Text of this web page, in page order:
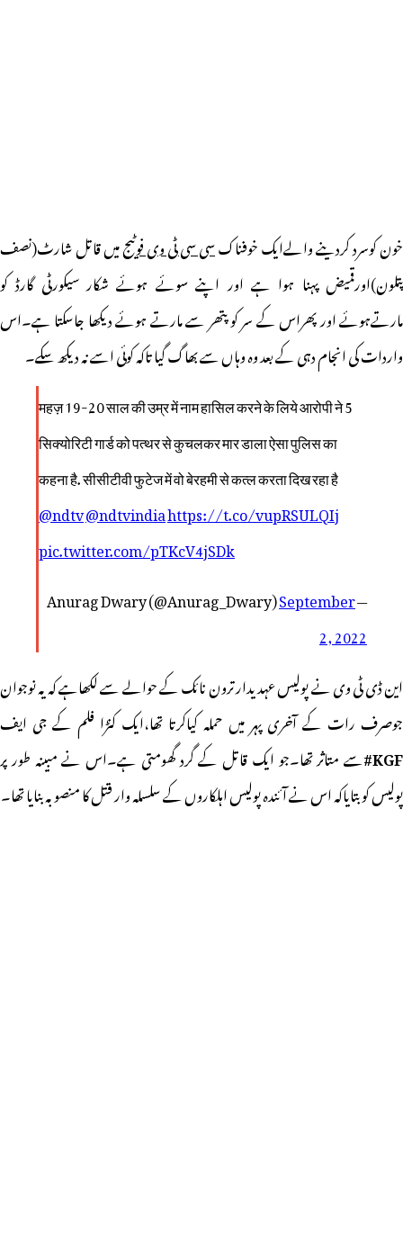
خون کوسرد کردینے والےایک خوفناکسی سی ٹی وی فوٹیجمیں قاتل شارٹ(نصف
پتلون)اورقمیض پہنا ہوا ہے اور اپنے سوئے ہوئے شکار سیکورٹی گارڈ کو
مارتےہوئے اور پھراس کے سر کو پتھر سے مارتے ہوئے دیکھا جاسکتا ہے۔اس
واردات کی انجام دہی کے بعد وہ وہاں سے بھاگ گیا تاکہ کوئی اسے نہ دیکھ سکے۔
महज़ 19-20 साल की उम्र में नाम हासिल करने के लिये आरोपी ने 5
सिक्योरिटी गार्ड को पत्थर से कुचलकर मार डाला ऐसा पुलिस का
कहना है. सीसीटीवी फुटेज में वो बेरहमी से कत्ल करता दिख रहा है
@ndtv@ndtvindiahttps://t.co/vupRSULQIj
pic.twitter.com/pTKcV4jSDk
— Anurag Dwary (@Anurag_Dwary)
September
2, 2022
این ڈی ٹی وی نے پولیس عہدیدار ترون نائک کے حوالے سے لکھاہے کہ یہ نوجوان
جوصرف رات کے آخری پہر میں حملہ کیاکرتا تھا،ایک کنڑا فلم کے جی ایف
KGF# سے متاثر تھا۔جو ایک قاتل کے گرد گھومتی ہے۔اس نے مبینہ طور پر
پولیس کو بتایاکہ اس نے آئندہ پولیس اہلکاروں کے سلسلہ وار قتل کا منصوبہ بنایا تھا۔